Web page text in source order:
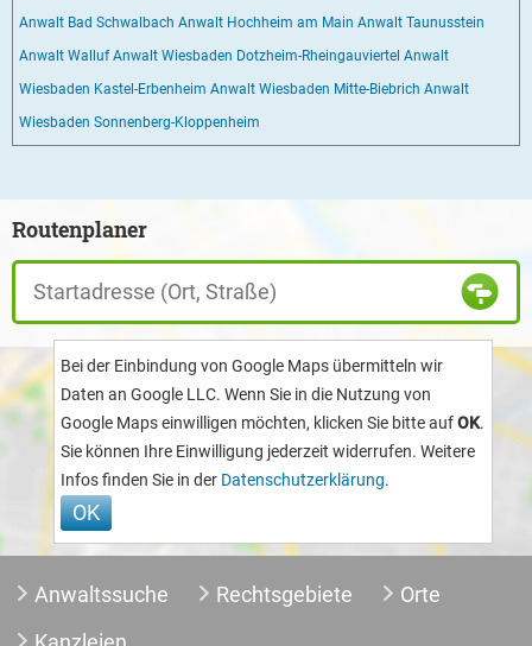
Anwalt Bad Schwalbach Anwalt Hochheim am Main Anwalt Taunusstein
Anwalt Walluf Anwalt Wiesbaden Dotzheim-Rheingauviertel Anwalt
Wiesbaden Kastel-Erbenheim Anwalt Wiesbaden Mitte-Biebrich Anwalt
Wiesbaden Sonnenberg-Kloppenheim
Routenplaner
Bei der Einbindung von Google Maps übermitteln wir
Daten an Google LLC. Wenn Sie in die Nutzung von
Google Maps einwilligen möchten, klicken Sie bitte aufOK.
Sie können Ihre Einwilligung jederzeit widerrufen. Weitere
Infos finden Sie in der Datenschutzerklärung.
Anwaltssuche Rechtsgebiete
Orte